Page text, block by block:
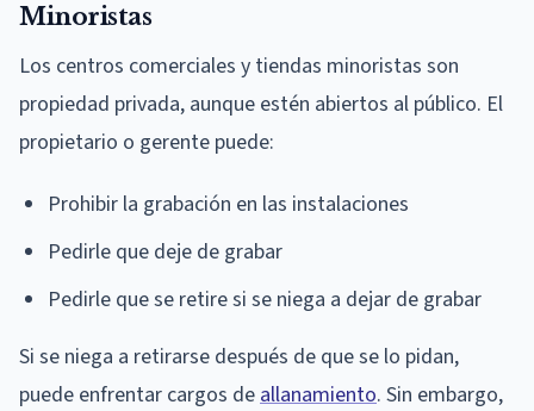
Minoristas
Los centros comerciales y tiendas minoristas son
propiedad privada, aunque estén abiertos al público. El
propietario o gerente puede:
Prohibir la grabación en las instalaciones
Pedirle que deje de grabar
Pedirle que se retire si se niega a dejar de grabar
Si se niega a retirarse después de que se lo pidan,
puede enfrentar cargos de allanamiento. Sin embargo,